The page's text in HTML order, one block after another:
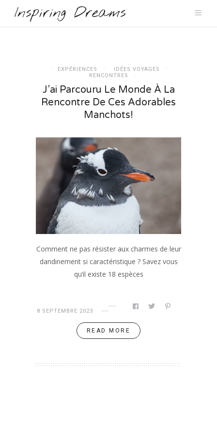
Inspiring Dreams
EXPÉRIENCES
IDÉES VOYAGES
RENCONTRES
J’ai Parcouru Le Monde À La
Rencontre De Ces Adorables
Manchots!
Comment ne pas résister aux charmes de leur
dandinement si caractéristique ? Savez vous
qu’il existe 18 espèces
8 SEPTEMBRE 2023
READ MORE